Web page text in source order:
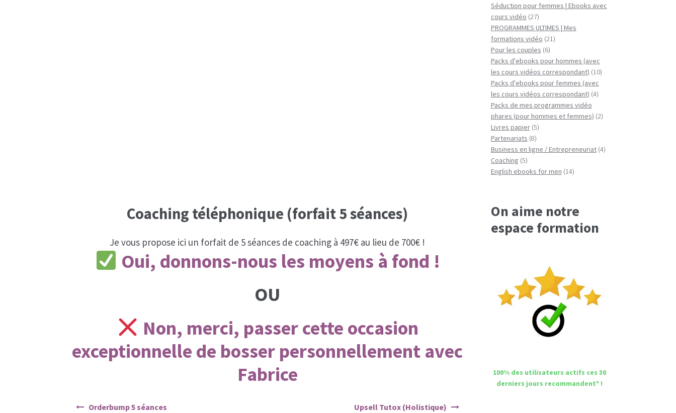
Coaching téléphonique (forfait 5 séances)
Je vous propose ici un forfait de 5 séances de coaching à 497€ au lieu de 700€ !
Oui, donnons-nous les moyens à fond !
OU
Non, merci, passer cette occasion
exceptionnelle de bosser personnellement avec
Fabrice
Orderbump 5 séances Upsell Tutox (Holistique)
produits
Séduction pour femmes | Ebooks avec
cours vidéo 2727
produits
PROGRAMMES ULTIMES | Mes
formations vidéo 2121
Pour les couples 66
produits
Packs d'ebooks pour hommes (avec
les cours vidéos correspondant) 1010
Packs d'ebooks pour femmes (avec
les cours vidéos correspondant) 44
Packs de mes programmes vidéo
phares (pour hommes et femmes) 22
Livres papier 55
Partenariats 88
produits
Business en ligne / Entrepreneuriat 44
Coaching 55
produits
English ebooks for men 1414
On aime notre
espace formation
100% des utilisateurs actifs ces 30
derniers jours recommandent* !